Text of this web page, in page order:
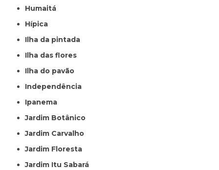
Humaitá
Hípica
Ilha da pintada
Ilha das flores
Ilha do pavão
Independência
Ipanema
Jardim Botânico
Jardim Carvalho
Jardim Floresta
Jardim Itu Sabará